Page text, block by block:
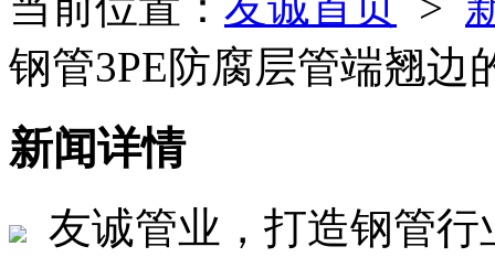
钢管3PE防腐层管端翘
新闻详情
友诚管业，打造钢管